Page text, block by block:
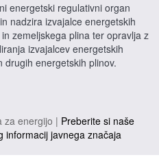
energetski regulativni organ
nadzira izvajalce energetskih
zemeljskega plina ter opravlja z
izvajalcev energetskih
energetskih plinov.
za energijo | Preberite si naše
informacij javnega značaja